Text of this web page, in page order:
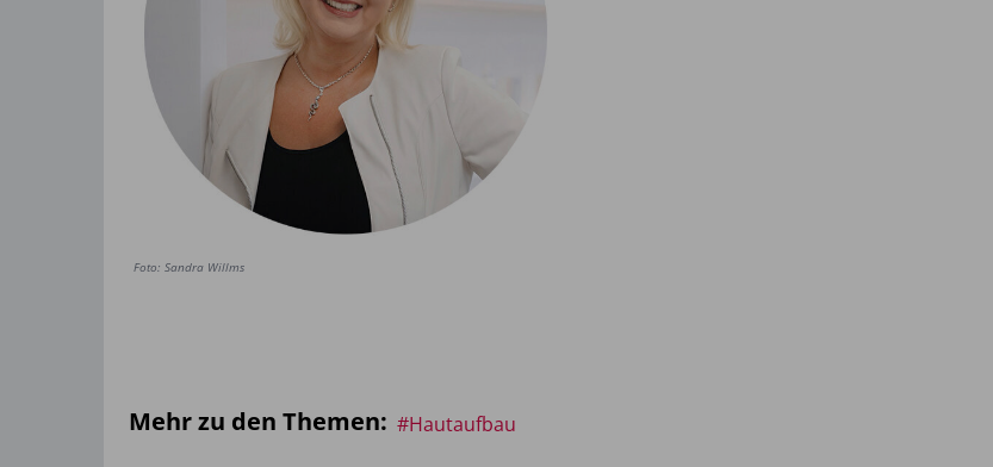
Foto: Sandra Willms
Mehr zu den Themen: #Hautaufbau